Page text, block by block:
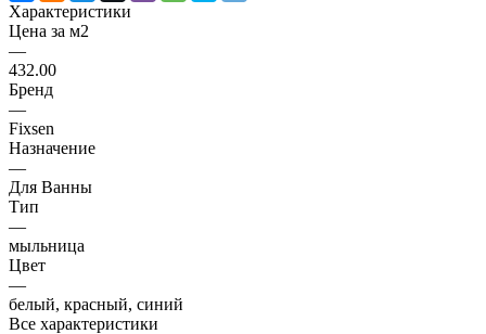
Характеристики
Цена за м2
—
432.00
Бренд
—
Fixsen
Назначение
—
Для Ванны
Тип
—
мыльница
Цвет
—
белый, красный, синий
Все характеристики